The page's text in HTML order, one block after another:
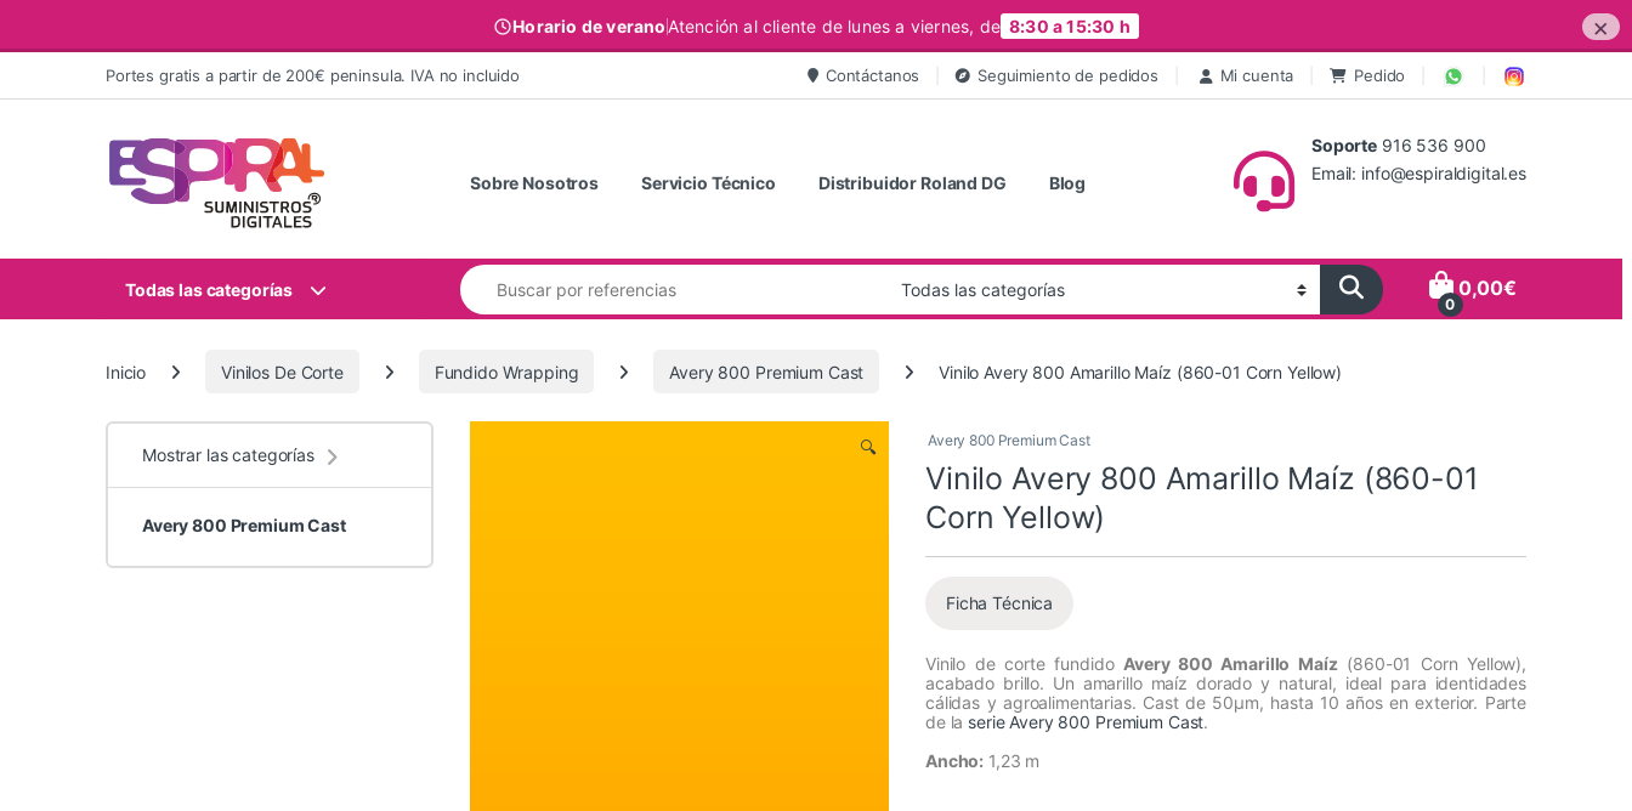
Horario de veranoAtención al cliente de lunes a viernes, de 8:30 a 15:30 h ×
Ir al contenidoPortes gratis a partir de 200€ peninsula. IVA no incluido Contáctanos Seguimiento de pedidos Mi cuenta Pedido
Sobre Nosotros Servicio Técnico Distribuidor Roland DG Blog
Soporte 916 536 900
Email: info@espiraldigital.es
Todas las categorías
Buscar:
0
0,00€
Inicio Vinilos De Corte Fundido Wrapping Avery 800 Premium Cast Vinilo Avery 800 Amarillo Maíz (860-01 Corn Yellow)
🔍 Avery 800 Premium Cast
Vinilo Avery 800 Amarillo Maíz (860-01
Corn Yellow)
Ficha Técnica
Vinilo de corte fundido Avery 800 Amarillo Maíz (860-01 Corn Yellow),
acabado brillo. Un amarillo maíz dorado y natural, ideal para identidades
cálidas y agroalimentarias. Cast de 50µm, hasta 10 años en exterior. Parte
de la serie Avery 800 Premium Cast.
Ancho: 1,23 m
Mostrar las categorías
Avery 800 Premium Cast